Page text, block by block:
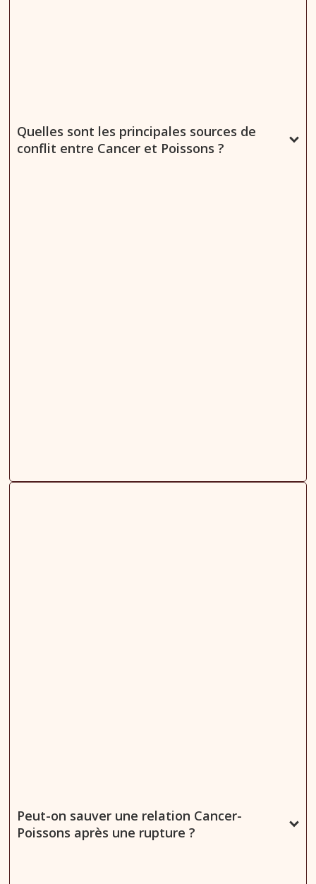
Quelles sont les principales sources de
conflit entre Cancer et Poissons ?
Peut-on sauver une relation Cancer-
Poissons après une rupture ?